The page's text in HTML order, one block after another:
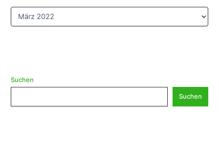
N
h
i
Suchen
Suchen